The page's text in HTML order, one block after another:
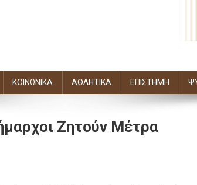
ΚΟΙΝΩΝΙΚΑ ΑΘΛΗΤΙΚΑ ΕΠΙΣΤΗΜΗ
Ζητούν Μέτρα